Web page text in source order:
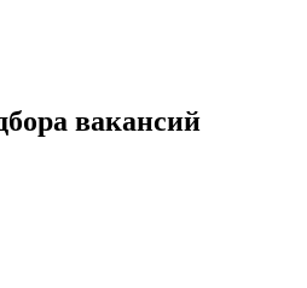
вакансий